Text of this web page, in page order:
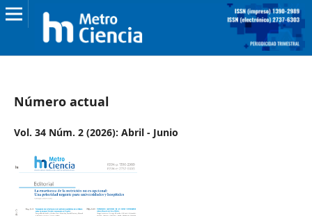
Número actual
Vol. 34 Núm. 2 (2026): Abril - Junio